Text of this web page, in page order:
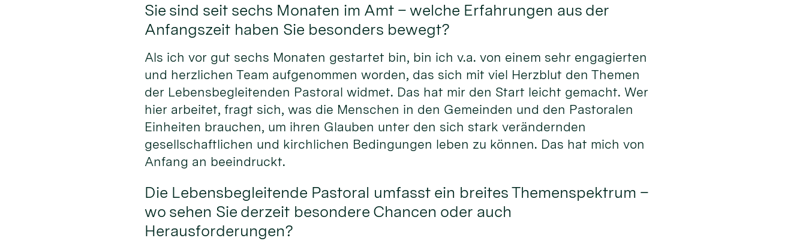
Sie sind seit sechs Monaten im Amt – welche Erfahrungen aus der
Anfangszeit haben Sie besonders bewegt?
Als ich vor gut sechs Monaten gestartet bin, bin ich v.a. von einem sehr engagierten
und herzlichen Team aufgenommen worden, das sich mit viel Herzblut den Themen
der Lebensbegleitenden Pastoral widmet. Das hat mir den Start leicht gemacht. Wer
hier arbeitet, fragt sich, was die Menschen in den Gemeinden und den Pastoralen
Einheiten brauchen, um ihren Glauben unter den sich stark verändernden
gesellschaftlichen und kirchlichen Bedingungen leben zu können. Das hat mich von
Anfang an beeindruckt.
Die Lebensbegleitende Pastoral umfasst ein breites Themenspektrum –
wo sehen Sie derzeit besondere Chancen oder auch
Herausforderungen?